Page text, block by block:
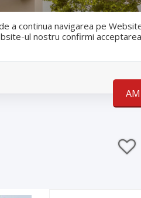
a continua navigarea pe
ul nostru confirmi